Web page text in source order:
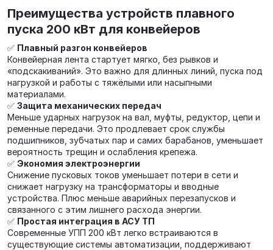
Преимущества устройств плавного
пуска 200 кВт для конвейеров
✅ Плавный разгон конвейеров
Конвейерная лента стартует мягко, без рывков и
«подскакиваний». Это важно для длинных линий, пуска под
нагрузкой и работы с тяжёлыми или насыпными
материалами.
✅ Защита механических передач
Меньше ударных нагрузок на вал, муфты, редуктор, цепи и
ременные передачи. Это продлевает срок службы
подшипников, зубчатых пар и самих барабанов, уменьшает
вероятность трещин и ослабления крепежа.
✅ Экономия электроэнергии
Снижение пусковых токов уменьшает потери в сети и
снижает нагрузку на трансформаторы и вводные
устройства. Плюс меньше аварийных перезапусков и
связанного с этим лишнего расхода энергии.
✅ Простая интеграция в АСУ ТП
Современные УПП 200 кВт легко встраиваются в
существующие системы автоматизации, поддерживают